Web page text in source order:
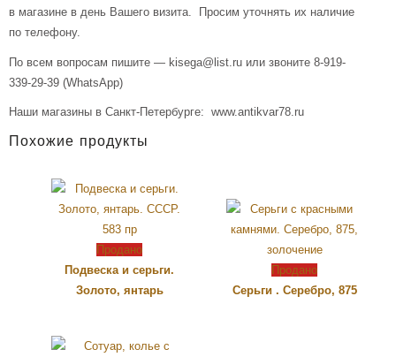
в магазине в день Вашего визита. Просим уточнять их наличие
по телефону.
По всем вопросам пишите — kisega@list.ru или звоните 8-919-
339-29-39 (WhatsApp)
Наши магазины в Санкт-Петербурге: www.antikvar78.ru
Похожие продукты
Продано
Подвеска и серьги.
Золото, янтарь
Продано
Серьги . Серебро, 875